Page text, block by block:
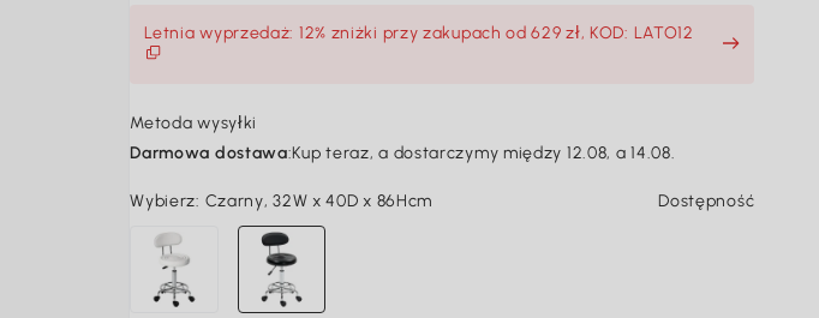
Letnia wyprzedaż: 12% zniżki przy zakupach od 629 zł, KOD: LATO12
Metoda wysyłki
Darmowa dostawa:Kup teraz, a dostarczymy między 12.08, a 14.08.
Wybierz: Czarny, 32W x 40D x 86Hcm Dostępność